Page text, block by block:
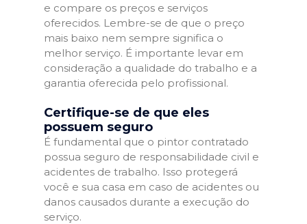
e compare os preços e serviços
oferecidos. Lembre-se de que o preço
mais baixo nem sempre significa o
melhor serviço. É importante levar em
consideração a qualidade do trabalho e a
garantia oferecida pelo profissional.
Certifique-se de que eles
possuem seguro
É fundamental que o pintor contratado
possua seguro de responsabilidade civil e
acidentes de trabalho. Isso protegerá
você e sua casa em caso de acidentes ou
danos causados durante a execução do
serviço.